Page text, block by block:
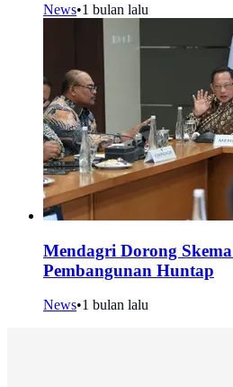
News•1 bulan lalu
Mendagri Dorong
Pembangunan Huntap
News•1 bulan lalu